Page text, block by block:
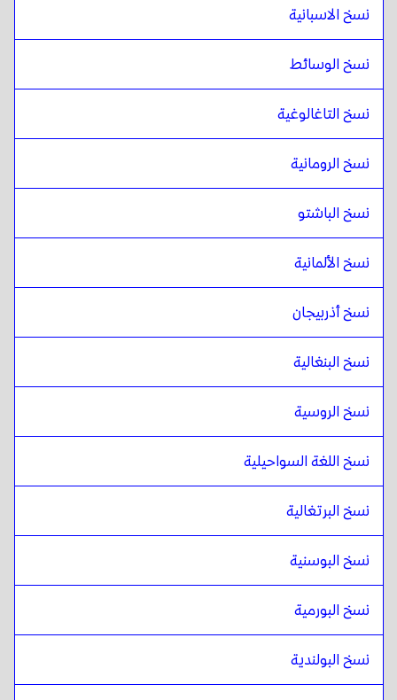
نسخ الاسبانية
نسخ الوسائط
نسخ التاغالوغية
نسخ الرومانية
نسخ الباشتو
نسخ الألمانية
نسخ أذربيجان
نسخ البنغالية
نسخ الروسية
نسخ اللغة السواحيلية
نسخ البرتغالية
نسخ البوسنية
نسخ البورمية
نسخ البولندية